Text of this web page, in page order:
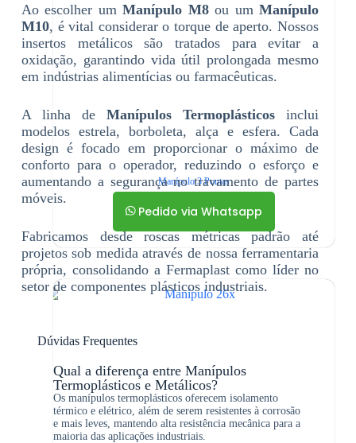
Manípulo 3 Pontas
Pedido via Whatsapp
Ao escolher umManípulo M8ou umManípulo
M10, é vital considerar o torque de aperto. Nossos
insertos metálicos são tratados para evitar a
oxidação, garantindo vida útil prolongada mesmo
em indústrias alimentícias ou farmacêuticas.
A linha deManípulos Termoplásticos inclui
modelos estrela, borboleta, alça e esfera. Cada
design é focado em proporcionar o máximo de
conforto para o operador, reduzindo o esforço e
aumentando a segurança no travamento de partes
móveis.
Fabricamos desde roscas métricas padrão até
projetos sob medida através de nossa ferramentaria
própria, consolidando a Fermaplast como líder no
setor de componentes plásticos industriais.
Dúvidas Frequentes
Qual a diferença entre Manípulos
Termoplásticos e Metálicos?
Os manípulos termoplásticos oferecem isolamento
térmico e elétrico, além de serem resistentes à corrosão
e mais leves, mantendo alta resistência mecânica para a
maioria das aplicações industriais.